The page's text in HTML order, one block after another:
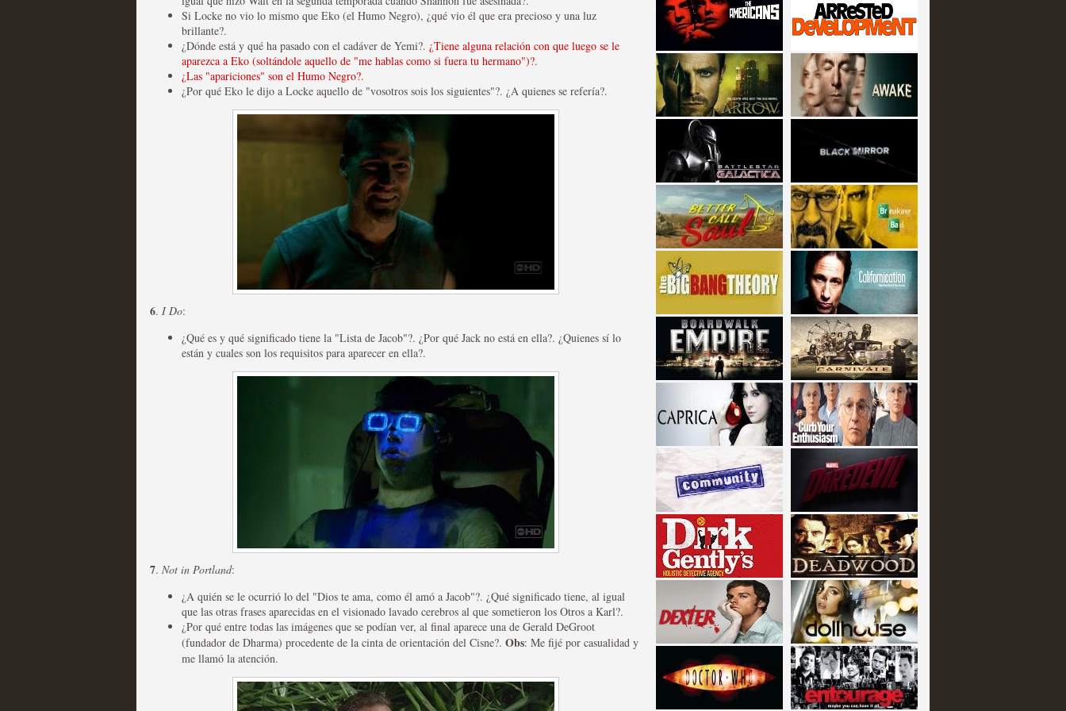
Recomendación de la semana
Las productoras de las estrellas de cine y
Las series de 10 temporadas están en peligro de
extinción
Expediente X: Guía para descubrir la "verdad"
Recomendación de la semana
Si Locke no vio lo mismo que Eko (el Humo Negro), ¿qué vio él que era precioso y una luz
brillante?.
¿Dónde está y qué ha pasado con el cadáver de Yemi?. ¿Tiene alguna relación con que luego se le
aparezca a Eko (soltándole aquello de "me hablas como si fuera tu hermano")?.
¿Las "apariciones" son el Humo Negro?.
¿Por qué Eko le dijo a Locke aquello de "vosotros sois los siguientes"?. ¿A quienes se refería?.
6. I Do:
¿Qué es y qué significado tiene la "Lista de Jacob"?. ¿Por qué Jack no está en ella?. ¿Quienes sí lo
están y cuales son los requisitos para aparecer en ella?.
7. Not in Portland:
¿A quién se le ocurrió lo del "Dios te ama, como él amó a Jacob"?. ¿Qué significado tiene, al igual
que las otras frases aparecidas en el visionado lavado cerebros al que sometieron los Otros a Karl?.
¿Por qué entre todas las imágenes que se podían ver, al final aparece una de Gerald DeGroot
(fundador de Dharma) procedente de la cinta de orientación del Cisne?. Obs: Me fijé por casualidad y
me llamó la atención.